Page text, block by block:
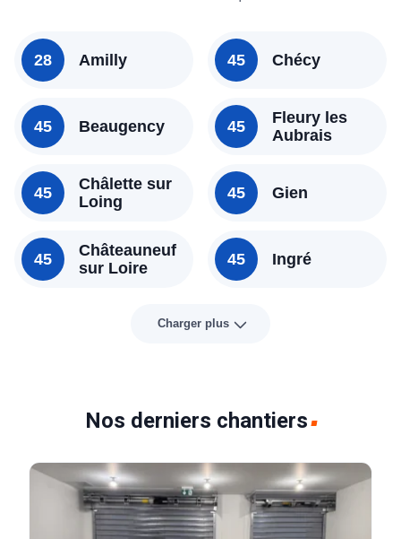
28 Amilly
45 Beaugency
45
Châlette sur
Loing
45
Châteauneuf
sur Loire
45 Chécy
45
Fleury les
Aubrais
45 Gien
45 Ingré
Charger plus
Nos derniers chantiers